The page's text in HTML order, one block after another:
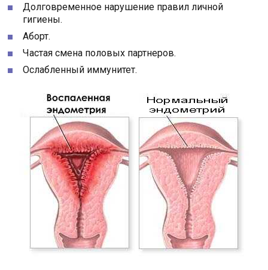
Долговременное нарушение правил личной
гигиены.
Аборт.
Частая смена половых партнеров.
Ослабленный иммунитет.